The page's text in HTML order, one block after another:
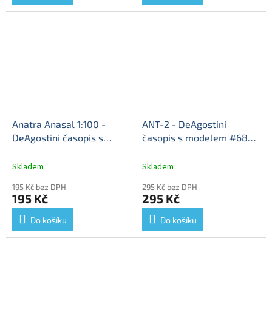
Anatra Anasal 1:100 -
DeAgostini časopis s
letadla
Skladem
195 Kč bez DPH
195 Kč
Do košíku
ANT-2 - DeAgostini
časopis s modelem #68
1924 - kovový model
Skladem
295 Kč bez DPH
295 Kč
Do košíku